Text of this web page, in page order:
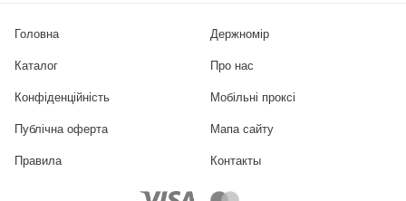
Головна
Каталог
Держномір
Про нас
Конфіденційність Мобільні проксі
Публічна оферта Мапа сайту
Правила Контакты